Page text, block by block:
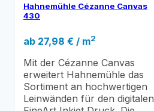
Hahnemühle Cézanne Canvas
430
ab 27,98 € / m2
Mit der Cézanne Canvas
erweitert Hahnemühle das
Sortiment an hochwertigen
Leinwänden für den digitalen